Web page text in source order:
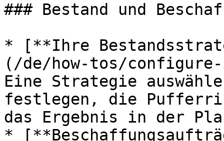
### Bestand und
* [**Ihre
(/de/how-tos/
Eine Strategie
festlegen, die
das Ergebnis in der
*